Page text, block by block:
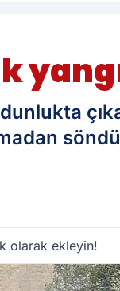
olarak ekleyin!